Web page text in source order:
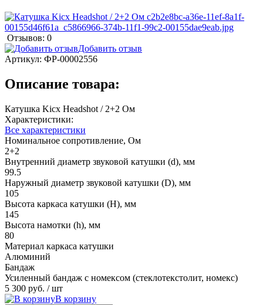
Отзывов: 0
Добавить отзыв
Артикул: ФР-00002556
Описание товара:
Катушка Kicx Headshot / 2+2 Ом
Характеристики:
Все характеристики
Номинальное сопротивление, Ом
2+2
Внутренний диаметр звуковой катушки (d), мм
99.5
Наружный диаметр звуковой катушки (D), мм
105
Высота каркаса катушки (H), мм
145
Высота намотки (h), мм
80
Материал каркаса катушки
Алюминий
Бандаж
Усиленный бандаж с номексом (стеклотекстолит, номекс)
5 300 руб. / шт
В корзину